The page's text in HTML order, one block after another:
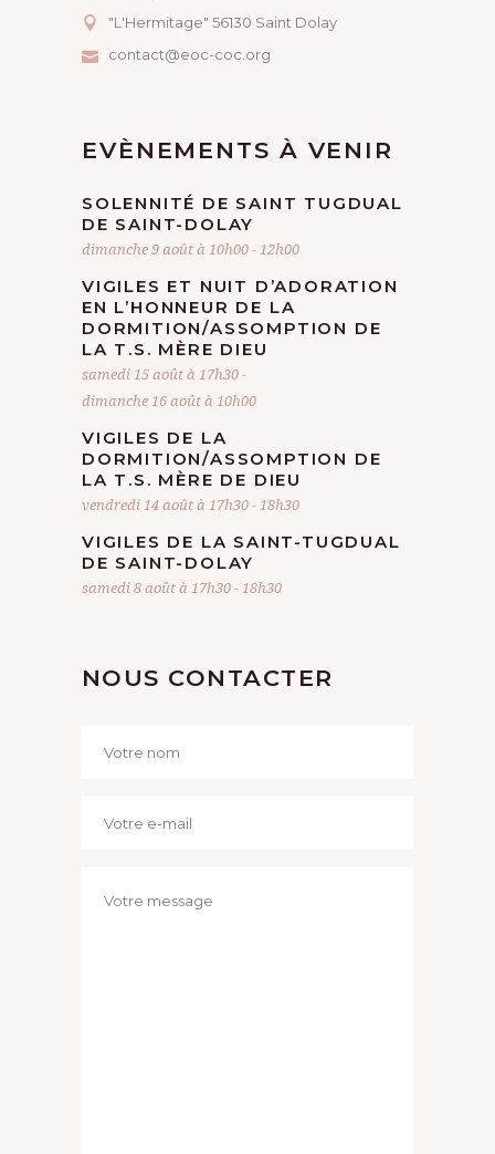
"L'Hermitage" 56130 Saint Dolay
contact@eoc-coc.org
EVÈNEMENTS À VENIR
SOLENNITÉ DE SAINT TUGDUAL
DE SAINT-DOLAY
dimanche 9 août à 10h00-12h00
VIGILES ET NUIT D’ADORATION
EN L’HONNEUR DE LA
DORMITION/ASSOMPTION DE
LA T.S. MÈRE DIEU
samedi 15 août à 17h30-
dimanche 16 août à 10h00
VIGILES DE LA
DORMITION/ASSOMPTION DE
LA T.S. MÈRE DE DIEU
vendredi 14 août à 17h30-18h30
VIGILES DE LA SAINT-TUGDUAL
DE SAINT-DOLAY
samedi 8 août à 17h30-18h30
NOUS CONTACTER